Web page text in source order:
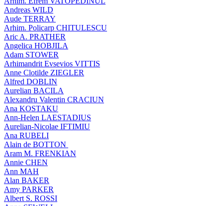
Andreas WILD
Aude TERRAY
Arhim. Policarp CHITULESCU
Aric A. PRATHER
Angelica HOBJILA
Adam STOWER
Arhimandrit Evsevios VITTIS
Anne Clotilde ZIEGLER
Alfred DOBLIN
Aurelian BACILA
Alexandru Valentin CRACIUN
Ana KOSTAKU
Ann-Helen LAESTADIUS
Aurelian-Nicolae IFTIMIU
Ana RUBELI
Alain de BOTTON
Aram Μ. FRENKIAN
Annie CHEN
Ann MAH
Alan BAKER
Amy PARKER
Albert S. ROSSI